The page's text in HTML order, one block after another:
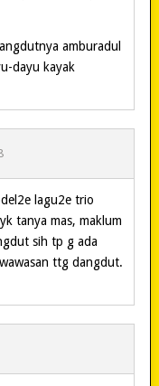
amburadul
dayu kayak
lagu2e trio
tanya mas, maklum
sih tp g ada
ttg dangdut.